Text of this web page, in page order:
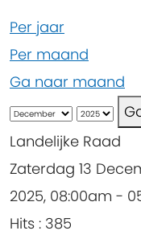
Per jaar
Per maand
Ga naar maand
Landelijke Raad
Zaterdag 13
2025, 08:00am -
Hits : 385